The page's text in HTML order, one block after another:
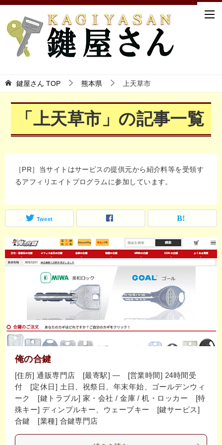
鍵屋さん TOP 熊本県 上天草市
「上天草市」の記事一覧
［PR］当サイトはサービスの提供元から紹介料等を受領す
るアフィリエイトプログラムに参加しています。
Tweet
俺の合鍵
[住所] 通販専門店 [最寄駅] ― [営業時間] 24時間受
付 [定休日] 土日、祝祭日、年末年始、ゴールデンウィ
ーク [鍵トラブル] 家・会社 / 金庫 / 机・ロッカー [特
殊キー] ディンプルキー、ウェーブキー [鍵サービス]
合鍵 [業種] 合鍵専門店